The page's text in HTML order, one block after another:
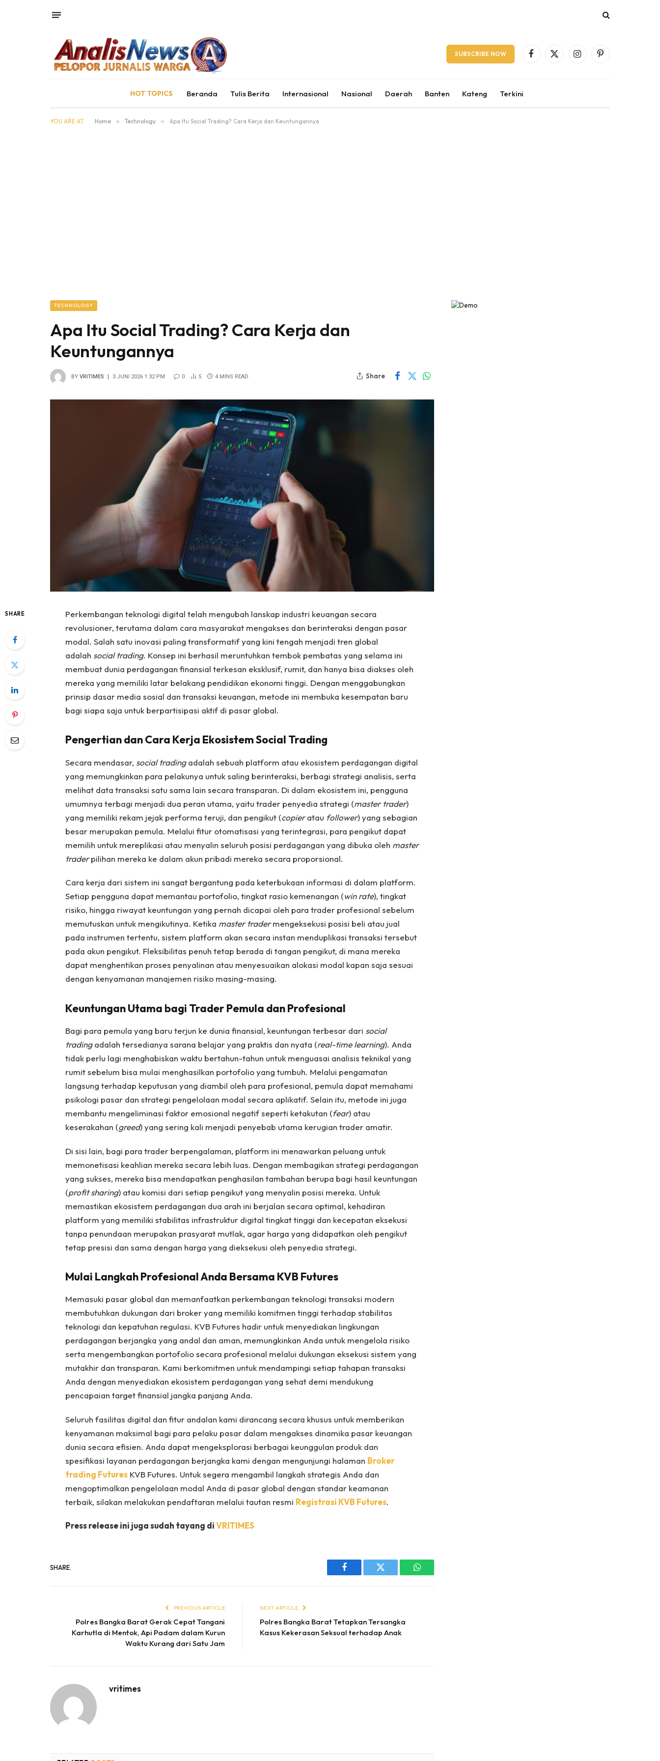
SUBSCRIBE NOW Facebook
X
InstagramPinterest
HOT TOPICS Beranda Tulis Berita Internasional Nasional Daerah Banten Kateng Terkini
YOU ARE AT: Home » Technology » Apa Itu Social Trading? Cara Kerja dan Keuntungannya
TECHNOLOGY
Apa Itu Social Trading? Cara Kerja dan
Keuntungannya
BY VRITIMES 3 JUNI 2026 1:32 PM 0 5 4 MINS READ Share
SHARE
Perkembangan teknologi digital telah mengubah lanskap industri keuangan secara
revolusioner, terutama dalam cara masyarakat mengakses dan berinteraksi dengan pasar
modal. Salah satu inovasi paling transformatif yang kini tengah menjadi tren global
adalah social trading. Konsep ini berhasil meruntuhkan tembok pembatas yang selama ini
membuat dunia perdagangan finansial terkesan eksklusif, rumit, dan hanya bisa diakses oleh
mereka yang memiliki latar belakang pendidikan ekonomi tinggi. Dengan menggabungkan
prinsip dasar media sosial dan transaksi keuangan, metode ini membuka kesempatan baru
bagi siapa saja untuk berpartisipasi aktif di pasar global.
Pengertian dan Cara Kerja Ekosistem Social Trading
Secara mendasar, social tradingadalah sebuah platform atau ekosistem perdagangan digital
yang memungkinkan para pelakunya untuk saling berinteraksi, berbagi strategi analisis, serta
melihat data transaksi satu sama lain secara transparan. Di dalam ekosistem ini, pengguna
umumnya terbagi menjadi dua peran utama, yaitu trader penyedia strategi (master trader)
yang memiliki rekam jejak performa teruji, dan pengikut (copieratau follower) yang sebagian
besar merupakan pemula. Melalui fitur otomatisasi yang terintegrasi, para pengikut dapat
memilih untuk mereplikasi atau menyalin seluruh posisi perdagangan yang dibuka oleh master
traderpilihan mereka ke dalam akun pribadi mereka secara proporsional.
Cara kerja dari sistem ini sangat bergantung pada keterbukaan informasi di dalam platform.
Setiap pengguna dapat memantau portofolio, tingkat rasio kemenangan (win rate), tingkat
risiko, hingga riwayat keuntungan yang pernah dicapai oleh para trader profesional sebelum
memutuskan untuk mengikutinya. Ketika master tradermengeksekusi posisi beli atau jual
pada instrumen tertentu, sistem platform akan secara instan menduplikasi transaksi tersebut
pada akun pengikut. Fleksibilitas penuh tetap berada di tangan pengikut, di mana mereka
dapat menghentikan proses penyalinan atau menyesuaikan alokasi modal kapan saja sesuai
dengan kenyamanan manajemen risiko masing-masing.
Keuntungan Utama bagi Trader Pemula dan Profesional
Bagi para pemula yang baru terjun ke dunia finansial, keuntungan terbesar dari social
tradingadalah tersedianya sarana belajar yang praktis dan nyata (real-time learning). Anda
tidak perlu lagi menghabiskan waktu bertahun-tahun untuk menguasai analisis teknikal yang
rumit sebelum bisa mulai menghasilkan portofolio yang tumbuh. Melalui pengamatan
langsung terhadap keputusan yang diambil oleh para profesional, pemula dapat memahami
psikologi pasar dan strategi pengelolaan modal secara aplikatif. Selain itu, metode ini juga
membantu mengeliminasi faktor emosional negatif seperti ketakutan (fear) atau
keserakahan (greed) yang sering kali menjadi penyebab utama kerugian trader amatir.
Di sisi lain, bagi para trader berpengalaman, platform ini menawarkan peluang untuk
memonetisasi keahlian mereka secara lebih luas. Dengan membagikan strategi perdagangan
yang sukses, mereka bisa mendapatkan penghasilan tambahan berupa bagi hasil keuntungan
(profit sharing) atau komisi dari setiap pengikut yang menyalin posisi mereka. Untuk
memastikan ekosistem perdagangan dua arah ini berjalan secara optimal, kehadiran
platform yang memiliki stabilitas infrastruktur digital tingkat tinggi dan kecepatan eksekusi
tanpa penundaan merupakan prasyarat mutlak, agar harga yang didapatkan oleh pengikut
tetap presisi dan sama dengan harga yang dieksekusi oleh penyedia strategi.
Mulai Langkah Profesional Anda Bersama KVB Futures
Memasuki pasar global dan memanfaatkan perkembangan teknologi transaksi modern
membutuhkan dukungan dari broker yang memiliki komitmen tinggi terhadap stabilitas
teknologi dan kepatuhan regulasi. KVB Futures hadir untuk menyediakan lingkungan
perdagangan berjangka yang andal dan aman, memungkinkan Anda untuk mengelola risiko
serta mengembangkan portofolio secara profesional melalui dukungan eksekusi sistem yang
mutakhir dan transparan. Kami berkomitmen untuk mendampingi setiap tahapan transaksi
Anda dengan menyediakan ekosistem perdagangan yang sehat demi mendukung
pencapaian target finansial jangka panjang Anda.
Seluruh fasilitas digital dan fitur andalan kami dirancang secara khusus untuk memberikan
kenyamanan maksimal bagi para pelaku pasar dalam mengakses dinamika pasar keuangan
dunia secara efisien. Anda dapat mengeksplorasi berbagai keunggulan produk dan
spesifikasi layanan perdagangan berjangka kami dengan mengunjungi halaman Broker
trading FuturesKVB Futures. Untuk segera mengambil langkah strategis Anda dan
mengoptimalkan pengelolaan modal Anda di pasar global dengan standar keamanan
terbaik, silakan melakukan pendaftaran melalui tautan resmi Registrasi KVB Futures.
Press release ini juga sudah tayang diVRITIMES
SHARE.
Facebook Twitter WhatsApp
PREVIOUS ARTICLE
Polres Bangka Barat Gerak Cepat Tangani
Karhutla di Mentok, Api Padam dalam Kurun
Waktu Kurang dari Satu Jam
NEXT ARTICLE
Polres Bangka Barat Tetapkan Tersangka
Kasus Kekerasan Seksual terhadap Anak
vritimes